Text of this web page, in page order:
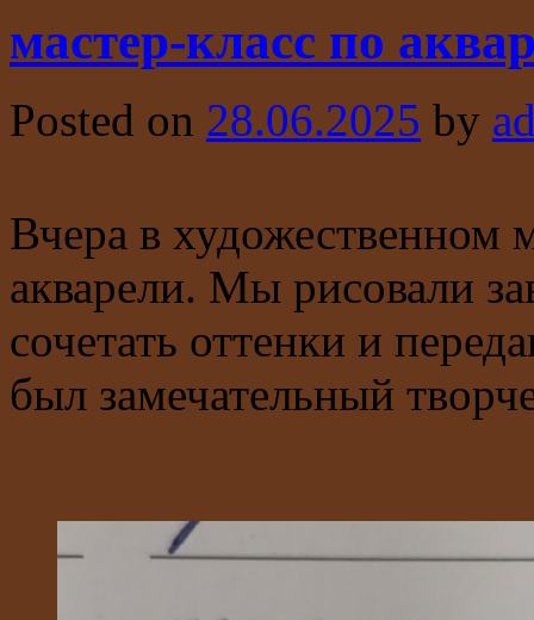
мастер-класс по
Posted on 28.06.2025 by
Вчера в художественном
акварели. Мы рисовали
сочетать оттенки и
был замечательный